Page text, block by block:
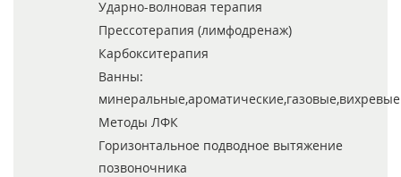
Ударно-волновая терапия
Прессотерапия (лимфодренаж)
Карбокситерапия
Ванны:
минеральные,ароматические,газовые,вихревые
Методы ЛФК
Горизонтальное подводное вытяжение
позвоночника